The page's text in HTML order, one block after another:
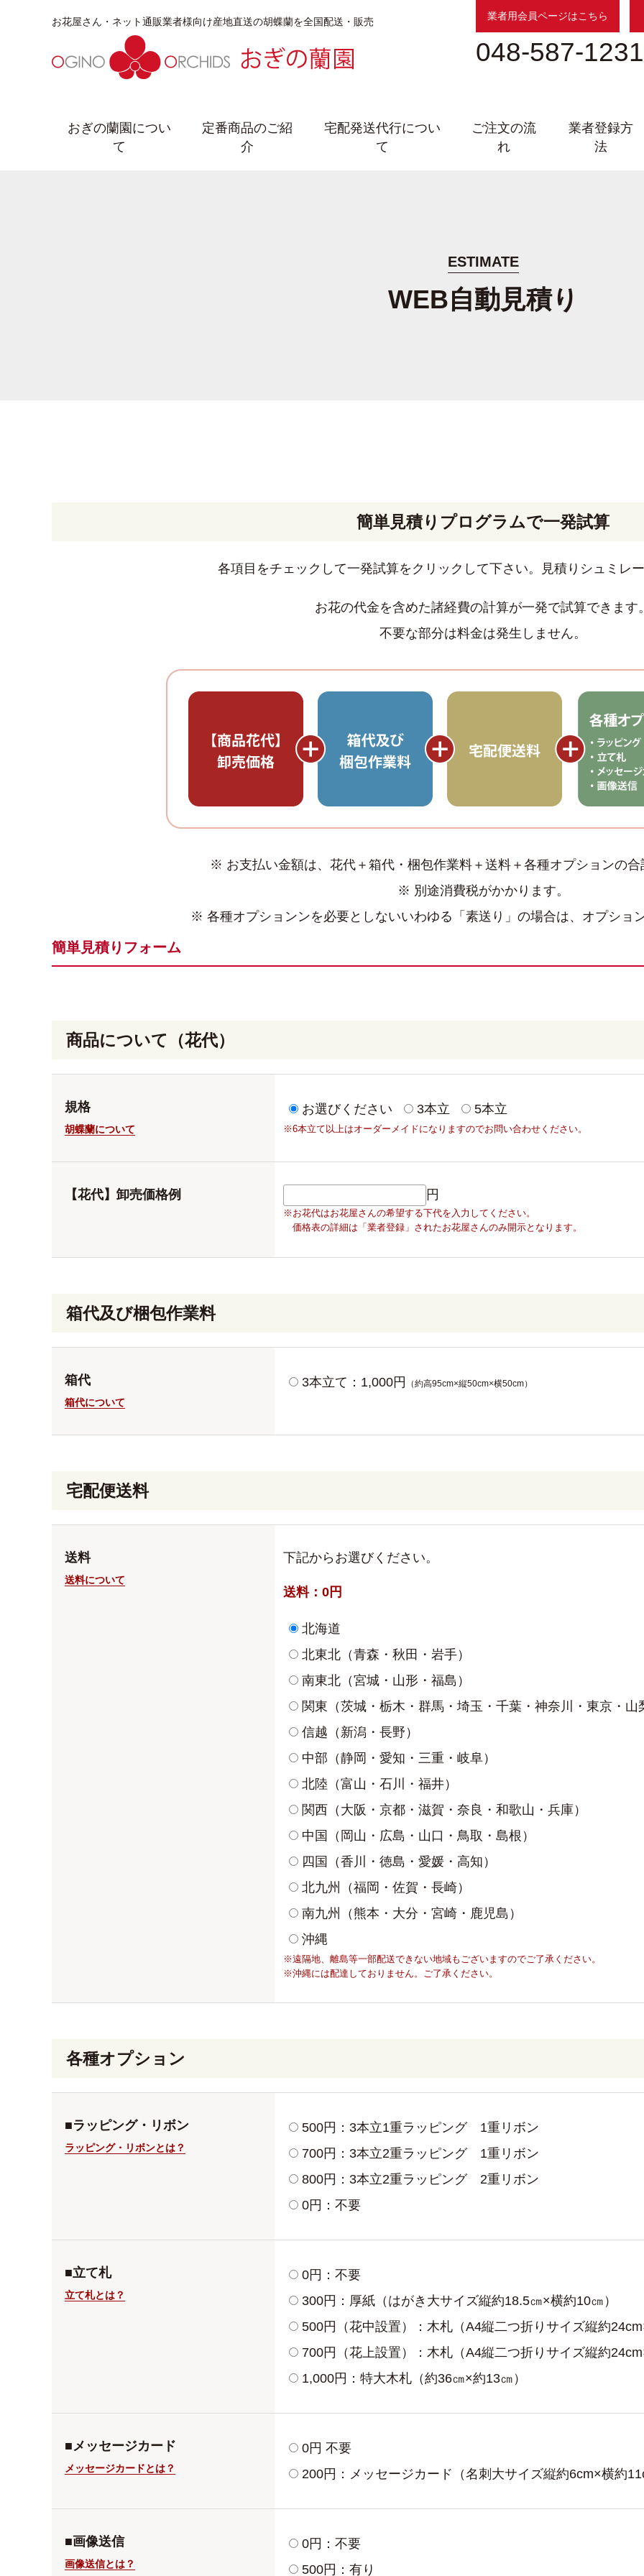
お花屋さん・ネット通販業者様向け産地直送の胡蝶蘭を全国配送・販売 業者用会員ページはこちら
048-587-1231
おぎの蘭園につい
て
定番商品のご紹
介
宅配発送代行につい
て
ご注文の流
れ
業者登録方
法
ESTIMATE
WEB自動見積り
簡単見積りプログラムで一発試算
各項目をチェックして一発試算をクリックして下さい。見積りシュミレ
お花の代金を含めた諸経費の計算が一発で試算できます
不要な部分は料金は発生しません。
※ お支払い金額は、花代＋箱代・梱包作業料＋送料＋各種オプションの
※ 別途消費税がかかります。
※ 各種オプションンを必要としないいわゆる「素送り」の場合は、オプショ
簡単見積りフォーム
商品について（花代）
規格
胡蝶蘭について
お選びください 3本立 5本立
※6本立て以上はオーダーメイドになりますのでお問い合わせください。
【花代】卸売価格例 円
※お花代はお花屋さんの希望する下代を入力してください。
価格表の詳細は「業者登録」されたお花屋さんのみ開示となります。
箱代及び梱包作業料
箱代
箱代について
3本立て：1,000円 （約高95cm×縦50cm×横50cm）
宅配便送料
送料
送料について
下記からお選びください。
送料： 0 円
北海道
北東北 （青森・秋田・岩手）
南東北 （宮城・山形・福島）
関東 （茨城・栃木・群馬・埼玉・千葉・神奈川・東京・山
信越 （新潟・長野）
中部 （静岡・愛知・三重・岐阜）
北陸 （富山・石川・福井）
関西 （大阪・京都・滋賀・奈良・和歌山・兵庫）
中国
（岡山・広島・山口・鳥取・島根）
四国
（香川・徳島・愛媛・高知）
北九州
（福岡・佐賀・長崎）
南九州
（熊本・大分・宮崎・鹿児島）
沖縄
※遠隔地、離島等一部配送できない地域もございますのでご了承ください。
※沖縄には配達しておりません。ご了承ください。
各種オプション
■ラッピング・リボン
ラッピング・リボンとは？
500円：3本立1重ラッピング　1重リボン
700円：3本立2重ラッピング　1重リボン
800円：3本立2重ラッピング　2重リボン
0円：不要
■立て札
立て札とは？
0円：不要
300円：厚紙（はがき大サイズ縦約18.5㎝×横約10㎝）
500円（花中設置）：木札（A4縦二つ折りサイズ縦約
700円（花上設置）：木札（A4縦二つ折りサイズ縦約
1,000円：特大木札（約36㎝×約13㎝）
■メッセージカード
メッセージカードとは？
0円 不要
200円：メッセージカード（名刺大サイズ縦約6cm×横約
■画像送信
画像送信とは？
0円：不要
500円：有り